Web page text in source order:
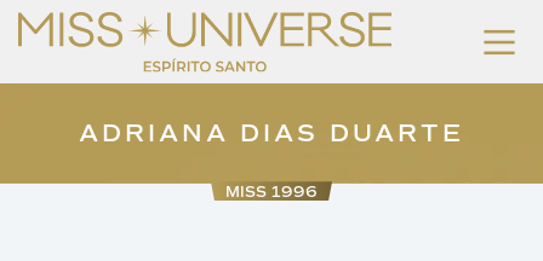
ADRIANA DIAS DUARTE
MISS 1996